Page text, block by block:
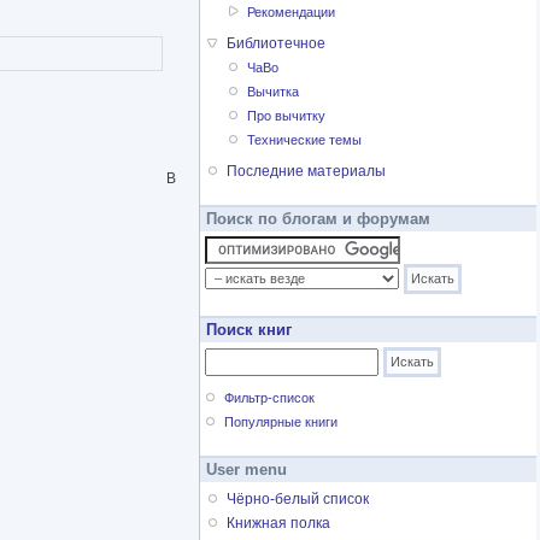
В
Рекомендации
Библиотечное
ЧаВо
Вычитка
Про вычитку
Технические темы
Последние материалы
Поиск по блогам и форумам
Поиск книг
Фильтр-список
Популярные книги
User menu
Чёрно-белый список
Книжная полка